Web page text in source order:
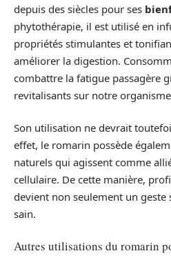
depuis des siècles pour ses
phytothérapie, il est utilisé en
propriétés stimulantes et
améliorer la digestion.
combattre la fatigue passagère
revitalisants sur notre
Son utilisation ne devrait
effet, le romarin possède
naturels qui agissent comme
cellulaire. De cette manière,
devient non seulement un geste
sain.
Autres utilisations du romarin